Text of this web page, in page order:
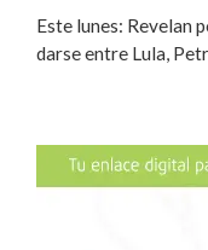
Este lunes: Revelan
darse entre Lula,